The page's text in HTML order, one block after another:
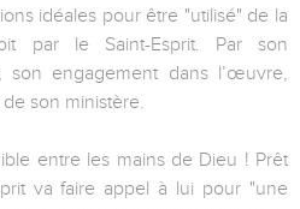
idéales pour être "utilisé" de la
par le Saint-Esprit. Par son
son engagement dans l’œuvre,
son ministère.
entre les mains de Dieu ! Prêt
va faire appel à lui pour "une